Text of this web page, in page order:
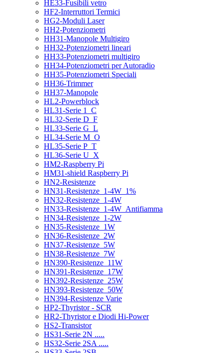
HE33-Fusibili vetro
HF2-Interruttori Termici
HG2-Moduli Laser
HH2-Potenziometri
HH31-Manopole Multigiro
HH32-Potenziometri lineari
HH33-Potenziometri multigiro
HH34-Potenziometri per Autoradio
HH35-Potenziometri Speciali
HH36-Trimmer
HH37-Manopole
HL2-Powerblock
HL31-Serie 1_C
HL32-Serie D_F
HL33-Serie G_L
HL34-Serie M_O
HL35-Serie P_T
HL36-Serie U_X
HM2-Raspberry Pi
HM31-shield Raspberry Pi
HN2-Resistenze
HN31-Resistenze_1-4W_1%
HN32-Resistenze_1-4W
HN33-Resistenze_1-4W_Antifiamma
HN34-Resistenze_1-2W
HN35-Resistenze_1W
HN36-Resistenze_2W
HN37-Resistenze_5W
HN38-Resistenze_7W
HN390-Resistenze_11W
HN391-Resistenze_17W
HN392-Resistenze_25W
HN393-Resistenze_50W
HN394-Resistenze Varie
HP2-Thyristor - SCR
HR2-Thyristor e Diodi Hi-Power
HS2-Transistor
HS31-Serie 2N .....
HS32-Serie 2SA .....